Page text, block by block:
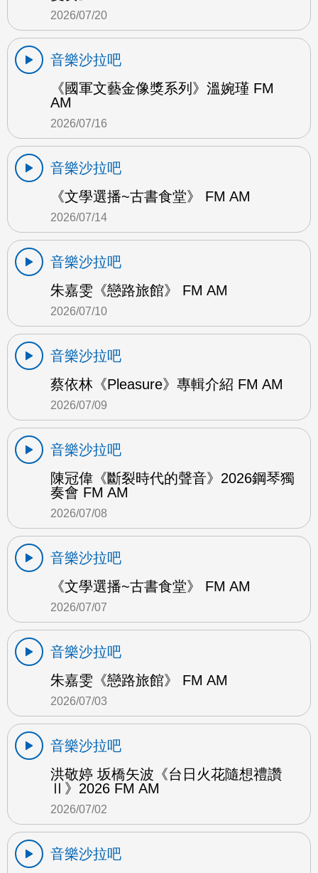
2026/07/20
音樂沙拉吧
《國軍文藝金像獎系列》溫婉瑾 FM
AM
2026/07/16
音樂沙拉吧
《文學選播~古書食堂》 FM AM
2026/07/14
音樂沙拉吧
朱嘉雯《戀路旅館》 FM AM
2026/07/10
音樂沙拉吧
蔡依林《Pleasure》專輯介紹 FM AM
2026/07/09
音樂沙拉吧
陳冠偉《斷裂時代的聲音》2026鋼琴獨
奏會 FM AM
2026/07/08
音樂沙拉吧
《文學選播~古書食堂》 FM AM
2026/07/07
音樂沙拉吧
朱嘉雯《戀路旅館》 FM AM
2026/07/03
音樂沙拉吧
洪敬婷 坂橋矢波《台日火花隨想禮讚
Ⅱ》2026 FM AM
2026/07/02
音樂沙拉吧